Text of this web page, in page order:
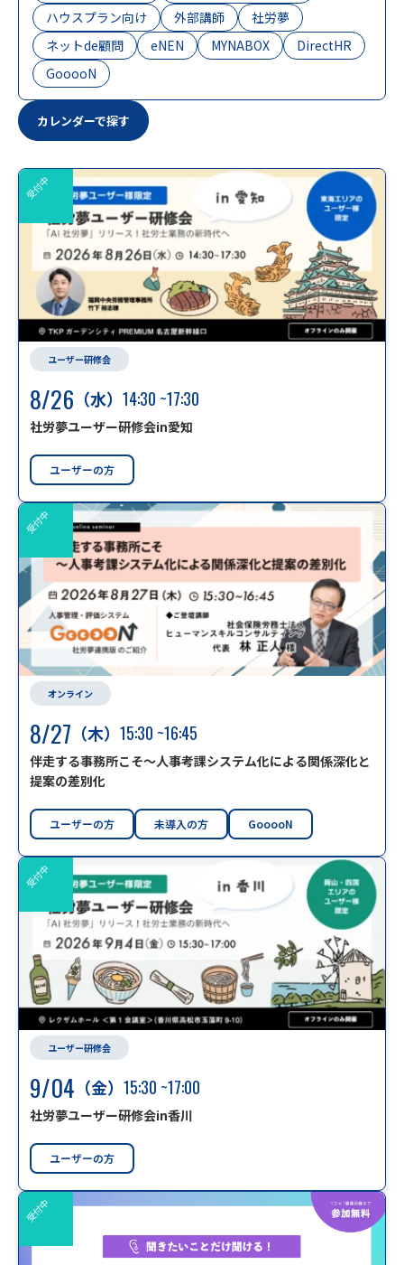
ハウスプラン向け
外部講師
社労夢
ネットde顧問
eNEN MYNABOX
DirectHR
GooooN
カレンダーで探す
受付中
ユーザー研修会
8/26 （水） 14:30~17:30
社労夢ユーザー研修会in愛知
ユーザーの方
受付中
オンライン
8/27 （木） 15:30~16:45
伴走する事務所こそ～人事考課システム化による関係深化と
提案の差別化
ユーザーの方 未導入の方 GooooN
受付中
ユーザー研修会
9/04 （金） 15:30~17:00
社労夢ユーザー研修会in香川
ユーザーの方
受付中